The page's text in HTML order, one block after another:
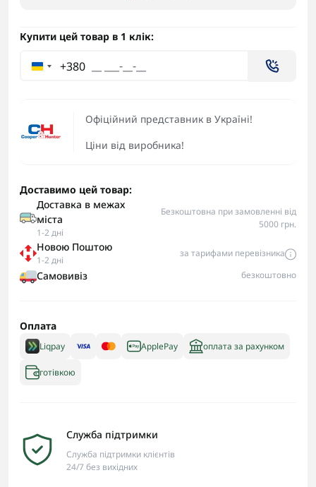
Офіційний представник в Україні!
Ціни від виробника!
Купити цей товар в 1 клік:
+380
Доставимо цей товар:
Доставка в межах
міста
1-2 дні
Безкоштовна при замовленні від
5000 грн.
Новою Поштою
1-2 дні
за тарифами перевізника
Самовивіз безкоштовно
Оплата
Liqpay ApplePay оплата за рахунком
готівкою
Служба підтримки
Служба підтримки клієнтів
24/7 без вихідних